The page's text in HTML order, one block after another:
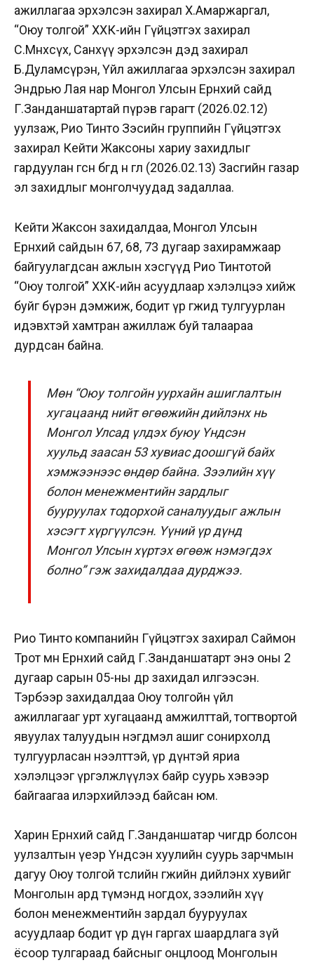
ажиллагаа эрхэлсэн захирал Х.Амаржаргал,
“Оюу толгой” ХХК-ийн Гүйцэтгэх захирал
С.Мөнхсүх, Санхүү эрхэлсэн дэд захирал
Б.Дуламсүрэн, Үйл ажиллагаа эрхэлсэн захирал
Эндрью Лая нар Монгол Улсын Ерөнхий сайд
Г.Занданшатартай пүрэв гарагт (2026.02.12)
уулзаж, Рио Тинто Зэсийн группийн Гүйцэтгэх
захирал Кейти Жаксоны хариу захидлыг
гардуулан өгсөн бөгөөд өнөө өглөө (2026.02.13) Засгийн газар
эл захидлыг монголчуудад задаллаа.
Кейти Жаксон захидалдаа, Монгол Улсын
Ерөнхий сайдын 67, 68, 73 дугаар захирамжаар
байгуулагдсан ажлын хэсгүүд Рио Тинтотой
“Оюу толгой” ХХК-ийн асуудлаар хэлэлцээ хийж
буйг бүрэн дэмжиж, бодит үр өгөөжид тулгуурлан
идэвхтэй хамтран ажиллаж буй талаараа
дурдсан байна.
Мөн “Оюу толгойн уурхайн ашиглалтын
хугацаанд нийт өгөөжийн дийлэнх нь
Монгол Улсад үлдэх буюу Үндсэн
хуульд заасан 53 хувиас доошгүй байх
хэмжээнээс өндөр байна. Зээлийн хүү
болон менежментийн зардлыг
бууруулах тодорхой саналуудыг ажлын
хэсэгт хүргүүлсэн. Үүний үр дүнд
Монгол Улсын хүртэх өгөөж нэмэгдэх
болно” гэж захидалдаа дурджээ.
Рио Тинто компанийн Гүйцэтгэх захирал Саймон
Трот мөн Ерөнхий сайд Г.Занданшатарт энэ оны 2
дугаар сарын 05-ны өдөр захидал илгээсэн.
Тэрбээр захидалдаа Оюу толгойн үйл
ажиллагааг урт хугацаанд амжилттай, тогтвортой
явуулах талуудын нэгдмэл ашиг сонирхолд
тулгуурласан нээлттэй, үр дүнтэй яриа
хэлэлцээг үргэлжлүүлэх байр суурь хэвээр
байгаагаа илэрхийлээд байсан юм.
Харин Ерөнхий сайд Г.Занданшатар өчигдөр болсон
уулзалтын үеэр Үндсэн хуулийн суурь зарчмын
дагуу Оюу толгой төслийн өгөөжийн дийлэнх хувийг
Монголын ард түмэнд ногдох, зээлийн хүү
болон менежментийн зардал бууруулах
асуудлаар бодит үр дүн гаргах шаардлага зүй
ёсоор тулгараад байсныг онцлоод Монголын